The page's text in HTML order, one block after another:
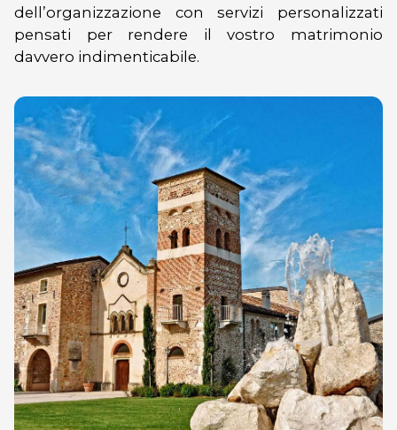
dell’organizzazione con servizi personalizzati
pensati per rendere il vostro matrimonio
davvero indimenticabile.